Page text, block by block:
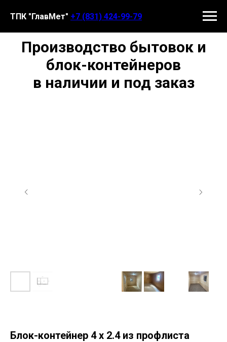
ТПК "ГлавМет" +7 (831) 424-99-79
Производство бытовок и
блок-контейнеров
в наличии и под заказ
Блок-контейнер 4 х 2.4 из профлиста